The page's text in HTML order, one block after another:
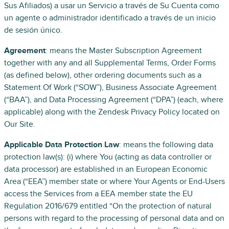
Sus Afiliados) a usar un Servicio a través de Su Cuenta como
un agente o administrador identificado a través de un inicio
de sesión único.
Agreement: means the Master Subscription Agreement
together with any and all Supplemental Terms, Order Forms
(as defined below), other ordering documents such as a
Statement Of Work (“SOW”), Business Associate Agreement
(“BAA”), and Data Processing Agreement (“DPA”) (each, where
applicable) along with the Zendesk Privacy Policy located on
Our Site.
Applicable Data Protection Law: means the following data
protection law(s): (i) where You (acting as data controller or
data processor) are established in an European Economic
Area (“EEA”) member state or where Your Agents or End-Users
access the Services from a EEA member state the EU
Regulation 2016/679 entitled “On the protection of natural
persons with regard to the processing of personal data and on